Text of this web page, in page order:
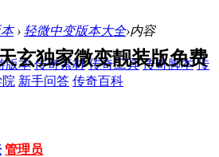
› 轻微中变版本大全›内容
版本 传奇素材 传奇工具 传奇脚本 传
新手问答 传奇百科
玄独家微变靓装版免费
管理员